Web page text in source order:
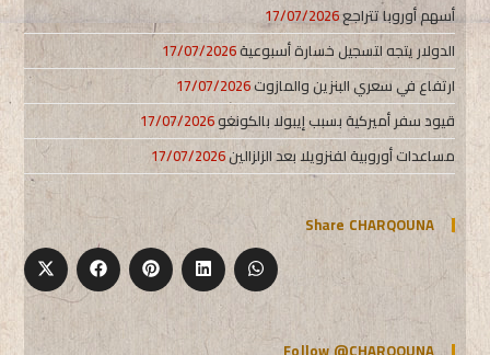
أسهم أوروبا تتراجع17/07/2026
الدولار يتجه لتسجيل خسارة أسبوعية17/07/2026
ارتفاع في سعري البنزين والمازوت17/07/2026
قيود سفر أميركية بسبب إيبولا بالكونغو17/07/2026
مساعدات أوروبية لفنزويلا بعد الزلزالين17/07/2026
Share CHARQOUNA